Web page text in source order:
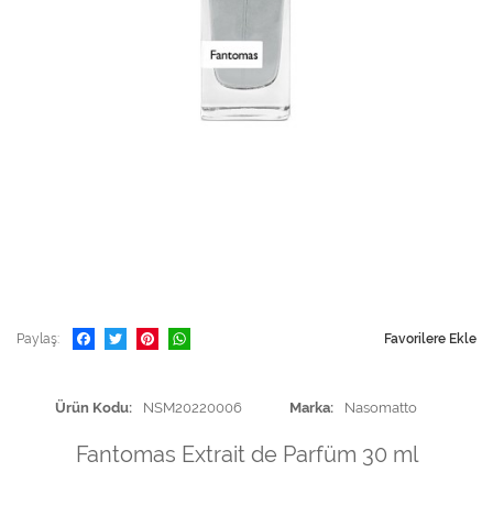
Paylaş Favorilere Ekle
Ürün Kodu NSM20220006 Marka Nasomatto
Fantomas Extrait de Parfüm 30 ml